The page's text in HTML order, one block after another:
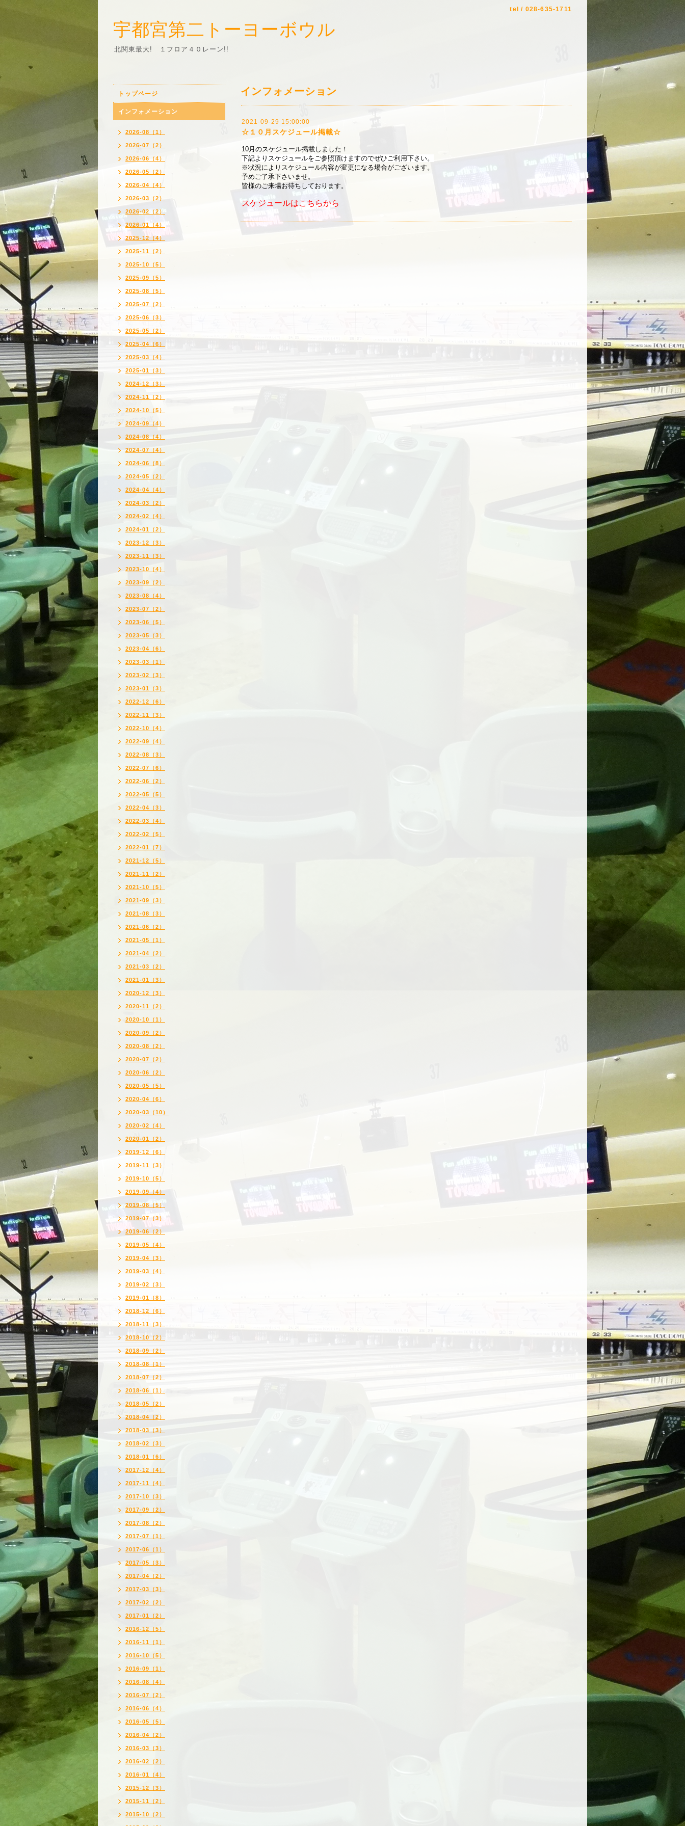
tel / 028-635-1711
宇都宮第二トーヨーボウル
北関東最大! １フロア４０レーン!!
インフォメーション
2021-09-29 15:00:00
☆１０月スケジュール掲載☆
10月のスケジュール掲載しました！
下記よりスケジュールをご参照頂けますのでぜひご利用下さい。
※状況によりスケジュール内容が変更になる場合がございます。
予めご了承下さいませ。
皆様のご来場お待ちしております。
スケジュールはこちらから
トップページ
インフォメーション
2026-08（1）
2026-07（2）
2026-06（4）
2026-05（2）
2026-04（4）
2026-03（2）
2026-02（2）
2026-01（4）
2025-12（4）
2025-11（2）
2025-10（5）
2025-09（5）
2025-08（5）
2025-07（2）
2025-06（3）
2025-05（2）
2025-04（6）
2025-03（4）
2025-01（3）
2024-12（3）
2024-11（2）
2024-10（5）
2024-09（4）
2024-08（4）
2024-07（4）
2024-06（8）
2024-05（2）
2024-04（4）
2024-03（2）
2024-02（4）
2024-01（2）
2023-12（3）
2023-11（3）
2023-10（4）
2023-09（2）
2023-08（4）
2023-07（2）
2023-06（5）
2023-05（3）
2023-04（6）
2023-03（1）
2023-02（3）
2023-01（3）
2022-12（6）
2022-11（3）
2022-10（4）
2022-09（4）
2022-08（3）
2022-07（6）
2022-06（2）
2022-05（5）
2022-04（3）
2022-03（4）
2022-02（5）
2022-01（7）
2021-12（5）
2021-11（2）
2021-10（5）
2021-09（3）
2021-08（3）
2021-06（2）
2021-05（1）
2021-04（2）
2021-03（2）
2021-01（3）
2020-12（3）
2020-11（2）
2020-10（1）
2020-09（2）
2020-08（2）
2020-07（2）
2020-06（2）
2020-05（5）
2020-04（6）
2020-03（10）
2020-02（4）
2020-01（2）
2019-12（6）
2019-11（3）
2019-10（5）
2019-09（4）
2019-08（5）
2019-07（3）
2019-06（2）
2019-05（4）
2019-04（3）
2019-03（4）
2019-02（3）
2019-01（8）
2018-12（6）
2018-11（3）
2018-10（2）
2018-09（2）
2018-08（1）
2018-07（2）
2018-06（1）
2018-05（2）
2018-04（2）
2018-03（3）
2018-02（3）
2018-01（6）
2017-12（4）
2017-11（4）
2017-10（3）
2017-09（2）
2017-08（2）
2017-07（1）
2017-06（1）
2017-05（3）
2017-04（2）
2017-03（3）
2017-02（2）
2017-01（2）
2016-12（5）
2016-11（1）
2016-10（5）
2016-09（1）
2016-08（4）
2016-07（2）
2016-06（4）
2016-05（5）
2016-04（2）
2016-03（3）
2016-02（2）
2016-01（4）
2015-12（3）
2015-11（2）
2015-10（2）